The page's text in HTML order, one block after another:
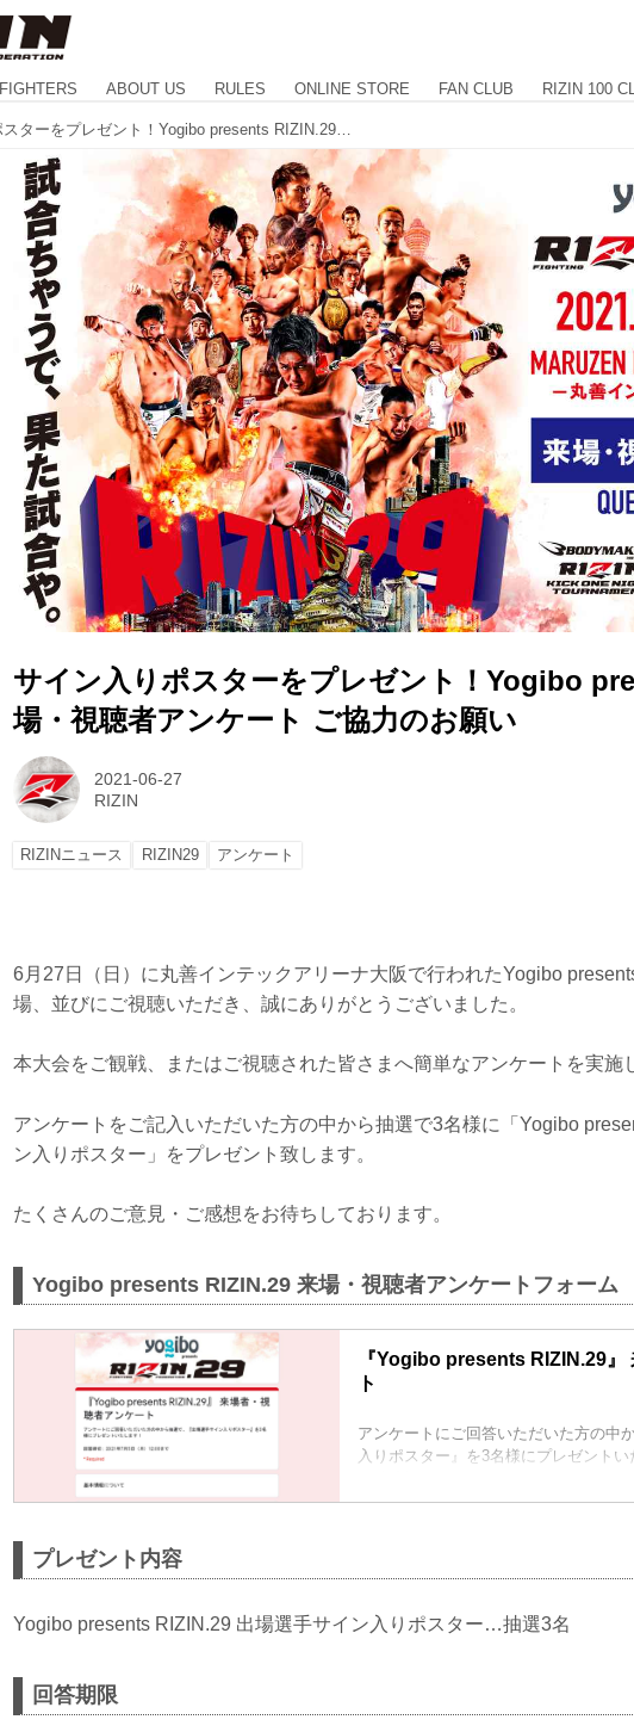
FIGHTERS ABOUT US RULES ONLINE STORE FAN CLUB RIZIN 100
サイン入りポスターをプレゼント！Yogibo
場・視聴者アンケート ご協力のお願い
2021-06-27
RIZIN
RIZINニュース RIZIN29 アンケート
6月27日（日）に丸善インテックアリーナ大阪で行われたYogibo
場、並びにご視聴いただき、誠にありがとうございました。
本大会をご観戦、またはご視聴された皆さまへ簡単なアンケートを実施
アンケートをご記入いただいた方の中から抽選で3名様に「Yogibo
ン入りポスター」をプレゼント致します。
たくさんのご意見・ご感想をお待ちしております。
Yogibo presents RIZIN.29 来場・視聴者アンケートフォーム
『Yogibo presents RIZIN.29』
ト
アンケートにご回答いただいた方の中
入りポスター』を3名様にプレゼントい
プレゼント内容
Yogibo presents RIZIN.29 出場選手サイン入りポスター…抽選3名
回答期限